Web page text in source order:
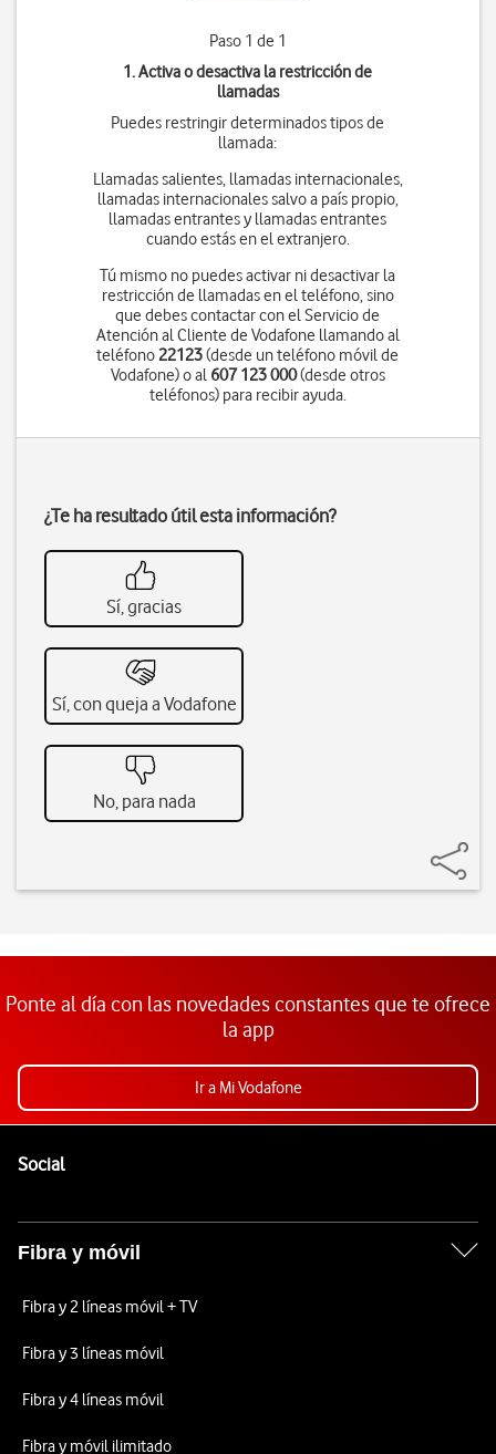
Paso 1 de 1
1. Activa o desactiva la restricción de
llamadas
Puedes restringir determinados tipos de
llamada:
Llamadas salientes, llamadas internacionales,
llamadas internacionales salvo a país propio,
llamadas entrantes y llamadas entrantes
cuando estás en el extranjero.
Tú mismo no puedes activar ni desactivar la
restricción de llamadas en el teléfono, sino
que debes contactar con el Servicio de
Atención al Cliente de Vodafone llamando al
teléfono22123(desde un teléfono móvil de
Vodafone) o al 607 123 000(desde otros
teléfonos) para recibir ayuda.
¿Te ha resultado útil esta información?
Sí, gracias
Sí, con queja a Vodafone
No, para nada
Ponte al día con las novedades constantes que te ofrece
la app
Ir a Mi Vodafone
SocialEnlaces a las redes sociales de Vodafone
Fibra y móvil
Fibra y 2 líneas móvil + TV
Fibra y 3 líneas móvil
Fibra y 4 líneas móvil
Fibra y móvil ilimitado